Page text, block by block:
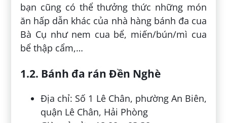
bạn cũng có thể thưởng thức những món
ăn hấp dẫn khác của nhà hàng bánh đa cua
Bà Cụ như nem cua bể, miến/bún/mì cua
bể thập cẩm,…
1.2. Bánh đa rán Đền Nghè
Địa chỉ: Số 1 Lê Chân, phường An Biên,
quận Lê Chân, Hải Phòng